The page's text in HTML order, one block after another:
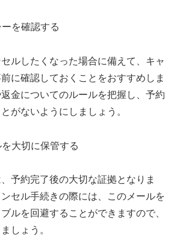
を確認する
ルしたくなった場合に備えて、キャ
に確認しておくことをおすすめしま
金についてのルールを把握し、予約
がないようにしましょう。
大切に保管する
予約完了後の大切な証拠となりま
セル手続きの際には、このメールを
ルを回避することができますので、
しょう。